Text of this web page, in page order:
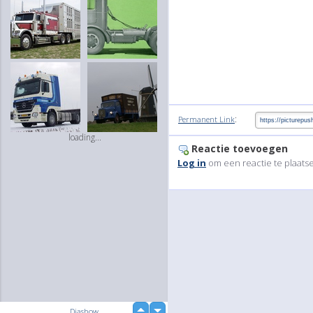
loading...
Permanent Link:
Reactie toevoegen
Log in om een reactie te